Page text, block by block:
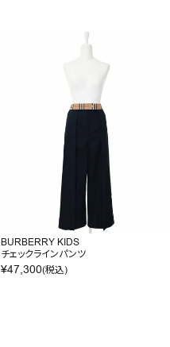
BURBERRY KIDS
チェックラインパンツ
¥47,300(税込)